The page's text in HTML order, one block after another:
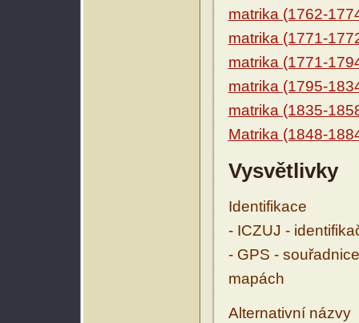
matrika (1762-
matrika (1771-
matrika (1771-
matrika (1795-
matrika (1835-
Matrika (1848-
Vysvětlivky
Identifikace
- ICZUJ -
- GPS -
mapách
Alternativní názvy